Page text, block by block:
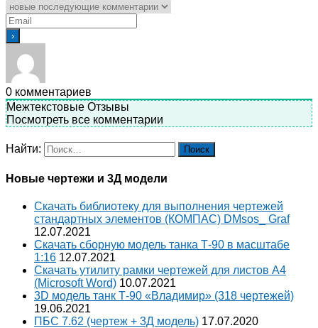
0 комментариев
Межтекстовые Отзывы
Посмотреть все комментарии
Найти:
Новые чертежи и 3Д модели
Скачать библиотеку для выполнения чертежей
стандартных элементов (КОМПАС) DMsos_ Graf
12.07.2021
Скачать сборную модель танка Т-90 в масштабе
1:16 12.07.2021
Скачать утилиту рамки чертежей для листов A4
(Microsoft Word) 10.07.2021
3D модель танк Т-90 «Владимир» (318 чертежей)
19.06.2021
ПБС 7.62 (чертеж + 3Д модель) 17.07.2020